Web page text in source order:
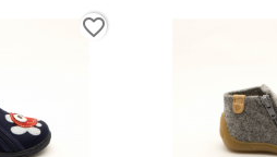
favorite_border